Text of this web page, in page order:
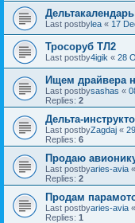
Last postbylea « 17
Тросоруб ТЛ2
Last postby4igik « 28
Ищем драйвера
Last postbysashas «
Replies: 2
Дельта-
Last postbyZagdaj «
Replies: 6
Продаю
Last postbyaries-avia «
Replies: 2
Продам
Last postbyaries-avia «
Replies: 1